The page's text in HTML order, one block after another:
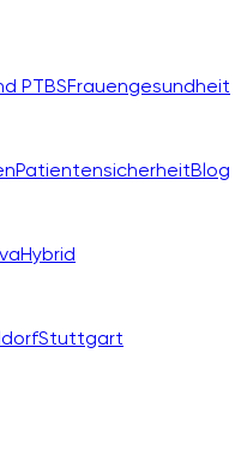
PTBSFrauengesundheit
PatientensicherheitBlog
Hybrid
Stuttgart